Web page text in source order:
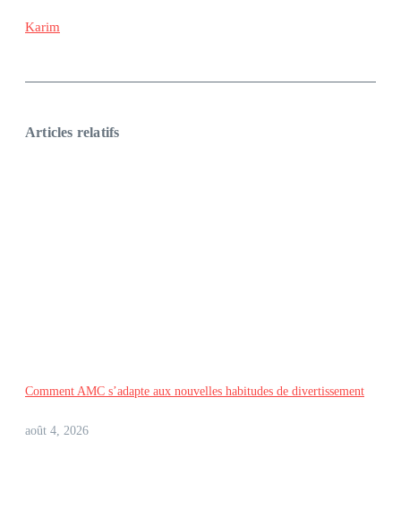
Karim
Articles relatifs
Comment AMC s’adapte aux nouvelles habitudes de divertissement
août 4, 2026